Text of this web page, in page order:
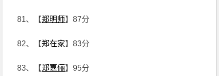
81、【郑明师】87分
82、【郑在家】83分
83、【郑嘉俪】95分